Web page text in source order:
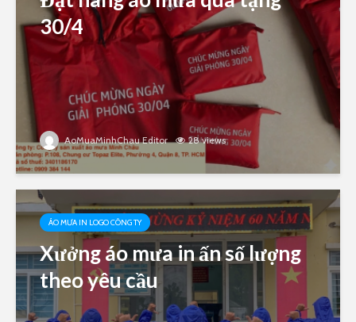
30/4
AoMuaMinhChau Editor 28 views
ÁO MƯA IN LOGO CÔNG TY
Xưởng áo mưa in ấn số lượng
theo yêu cầu